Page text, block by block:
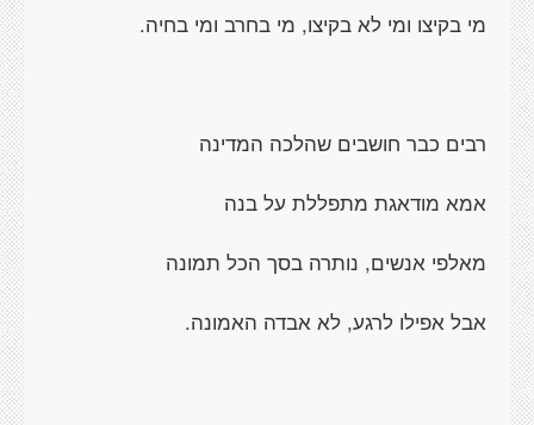
מי בקיצו ומי לא בקיצו, מי בחרב ומי בחיה.
רבים כבר חושבים שהלכה המדינה
אמא מודאגת מתפללת על בנה
מאלפי אנשים, נותרה בסך הכל תמונה
אבל אפילו לרגע, לא אבדה האמונה.